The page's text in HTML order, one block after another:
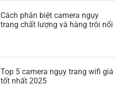
Cách phân biệt camera ngụy
trang chất lượng và hàng trôi nổi
Top 5 camera ngụy trang wifi giá
tốt nhất 2025